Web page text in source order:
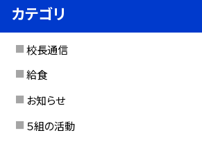
カテゴリ
校長通信
給食
お知らせ
５組の活動